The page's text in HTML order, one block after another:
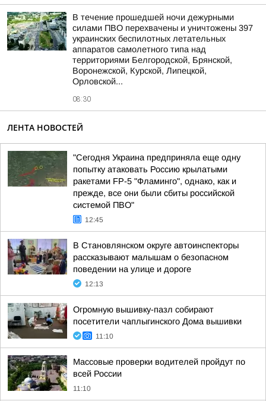
В течение прошедшей ночи дежурными
силами ПВО перехвачены и уничтожены 397
украинских беспилотных летательных
аппаратов самолетного типа над
территориями Белгородской, Брянской,
Воронежской, Курской, Липецкой,
Орловской...
08:30
ЛЕНТА НОВОСТЕЙ
"Сегодня Украина предприняла еще одну
попытку атаковать Россию крылатыми
ракетами FP-5 "Фламинго", однако, как и
прежде, все они были сбиты российской
системой ПВО"
12:45
В Становлянском округе автоинспекторы
рассказывают малышам о безопасном
поведении на улице и дороге
12:13
Огромную вышивку-пазл собирают
посетители чаплыгинского Дома вышивки
11:10
Массовые проверки водителей пройдут по
всей России
11:10